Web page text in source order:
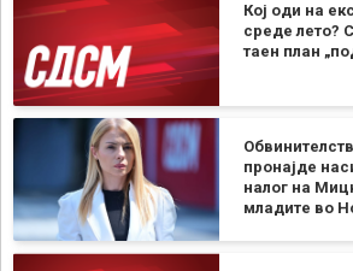
Кој оди на
среде лето?
таен план
пронајде
налог на
младите во